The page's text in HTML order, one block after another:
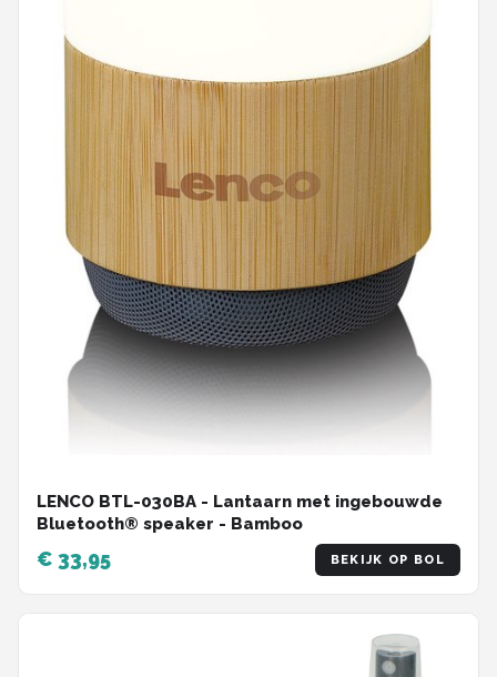
LENCO BTL-030BA - Lantaarn met ingebouwde
Bluetooth® speaker - Bamboo
€ 33,95 BEKIJK OP BOL